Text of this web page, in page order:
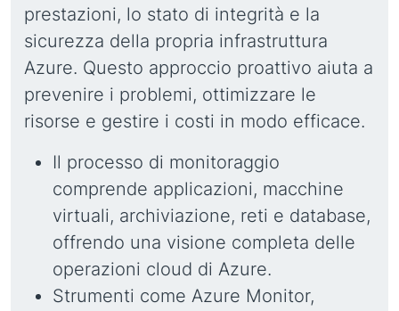
prestazioni, lo stato di integrità e la
sicurezza della propria infrastruttura
Azure. Questo approccio proattivo aiuta a
prevenire i problemi, ottimizzare le
risorse e gestire i costi in modo efficace.
Il processo di monitoraggio
comprende applicazioni, macchine
virtuali, archiviazione, reti e database,
offrendo una visione completa delle
operazioni cloud di Azure.
Strumenti come Azure Monitor,